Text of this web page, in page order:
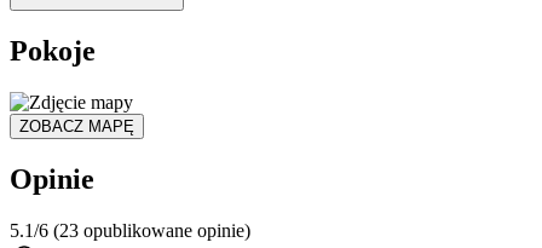
Pokoje
ZOBACZ MAPĘ
Opinie
5.1/6 (23 opublikowane opinie)